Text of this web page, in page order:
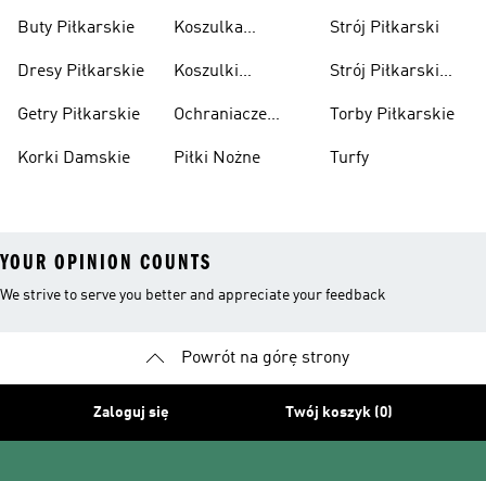
Buty Piłkarskie
Dresy Piłkarskie
Getry Piłkarskie
Korki Damskie
Koszulka
Koszulki
Dzieci
Ochraniacze
Piłki Nożne
Strój Piłkarski
Strój Piłkarski
Torby Piłkarskie
Turfy
YOUR OPINION COUNTS
We strive to serve you better and appreciate your feedback
Powrót na górę strony
Zaloguj się Twój koszyk (0)